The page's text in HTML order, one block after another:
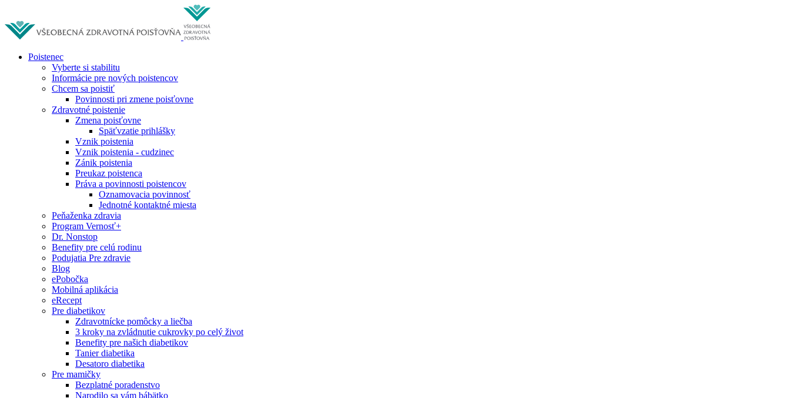
Poistenec
Vyberte si stabilitu
Informácie pre nových poistencov
Chcem sa poistiť
Povinnosti pri zmene poisťovne
Zdravotné poistenie
Zmena poisťovne
Späťvzatie prihlášky
Vznik poistenia
Vznik poistenia - cudzinec
Zánik poistenia
Preukaz poistenca
Práva a povinnosti poistencov
Oznamovacia povinnosť
Jednotné kontaktné miesta
Peňaženka zdravia
Program Vernosť+
Dr. Nonstop
Benefity pre celú rodinu
Podujatia Pre zdravie
Blog
ePobočka
Mobilná aplikácia
eRecept
Pre diabetikov
Zdravotnícke pomôcky a liečba
3 kroky na zvládnutie cukrovky po celý život
Benefity pre našich diabetikov
Tanier diabetika
Desatoro diabetika
Pre mamičky
Bezplatné poradenstvo
Narodilo sa vám bábätko